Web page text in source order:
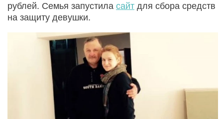
рублей. Семья запустила сайт для сбора средств
на защиту девушки.